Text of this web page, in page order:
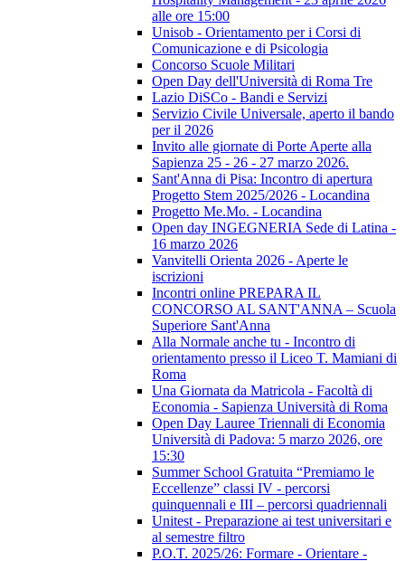
alle ore 15:00
Unisob - Orientamento per i Corsi di
Comunicazione e di Psicologia
Concorso Scuole Militari
Open Day dell'Università di Roma Tre
Lazio DiSCo - Bandi e Servizi
Servizio Civile Universale, aperto il bando
per il 2026
Invito alle giornate di Porte Aperte alla
Sapienza 25 - 26 - 27 marzo 2026.
Sant'Anna di Pisa: Incontro di apertura
Progetto Stem 2025/2026 - Locandina
Progetto Me.Mo. - Locandina
Open day INGEGNERIA Sede di Latina -
16 marzo 2026
Vanvitelli Orienta 2026 - Aperte le
iscrizioni
Incontri online PREPARA IL
CONCORSO AL SANT'ANNA – Scuola
Superiore Sant'Anna
Alla Normale anche tu - Incontro di
orientamento presso il Liceo T. Mamiani di
Roma
Una Giornata da Matricola - Facoltà di
Economia - Sapienza Università di Roma
Open Day Lauree Triennali di Economia
Università di Padova: 5 marzo 2026, ore
15:30
Summer School Gratuita “Premiamo le
Eccellenze” classi IV - percorsi
quinquennali e III – percorsi quadriennali
Unitest - Preparazione ai test universitari e
al semestre filtro
P.O.T. 2025/26: Formare - Orientare -